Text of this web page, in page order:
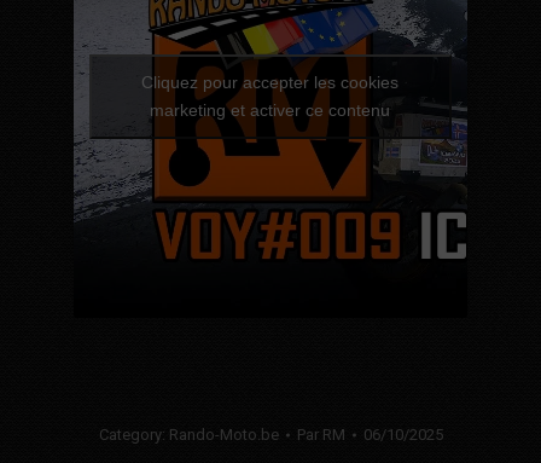
Cliquez pour accepter les cookies
marketing et activer ce contenu
Category: Rando-Moto.be Par RM 06/10/2025